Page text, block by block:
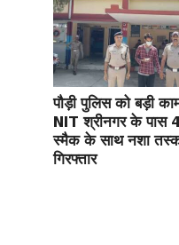
पौड़ी पुलिस को बड़ी
NIT श्रीनगर के पास
स्मैक के साथ नशा
गिरफ्तार